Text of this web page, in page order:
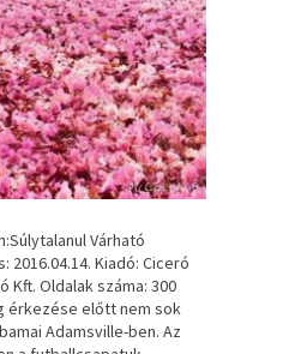
Várható
2016.04.14. Kiadó: Ciceró
Kft. Oldalak száma: 300
érkezése előtt nem sok
Adamsville-ben. Az